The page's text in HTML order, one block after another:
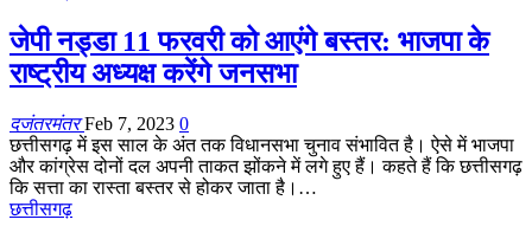
जेपी नड्डा 11 फरवरी को आएंगे बस्तर: भाजपा के
राष्ट्रीय अध्यक्ष करेंगे जनसभा
दजंतरमंतरFeb 7, 2023 0
छत्तीसगढ़ में इस साल के अंत तक विधानसभा चुनाव संभावित है। ऐसे में भाजपा
और कांग्रेस दोनों दल अपनी ताकत झोंकने में लगे हुए हैं। कहते हैं कि छत्तीसगढ़
कि सत्ता का रास्ता बस्तर से होकर जाता है।…
छत्तीसगढ़